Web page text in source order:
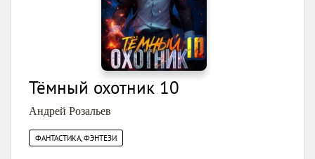
Тёмный охотник 10
Андрей Розальев
ФАНТАСТИКА, ФЭНТЕЗИ